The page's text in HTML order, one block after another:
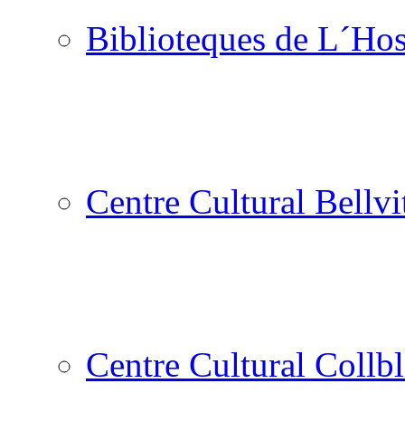
Biblioteques de
Centre Cultural
Centre Cultural